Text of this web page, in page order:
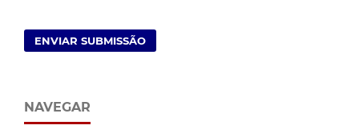
ENVIAR SUBMISSÃO
NAVEGAR